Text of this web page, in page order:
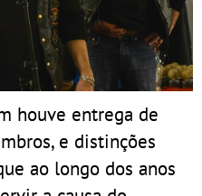
houve entrega de
e distinções
ao longo dos anos